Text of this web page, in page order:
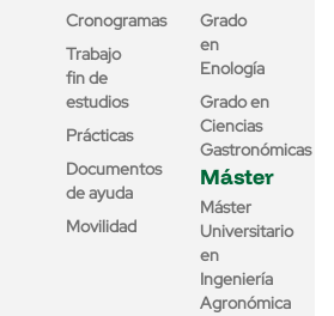
Cronogramas
Trabajo
fin de
estudios
Prácticas
Documentos
de ayuda
Movilidad
Grado
en
Enología
Grado en
Ciencias
Gastronómicas
Máster
Máster
Universitario
en
Ingeniería
Agronómica